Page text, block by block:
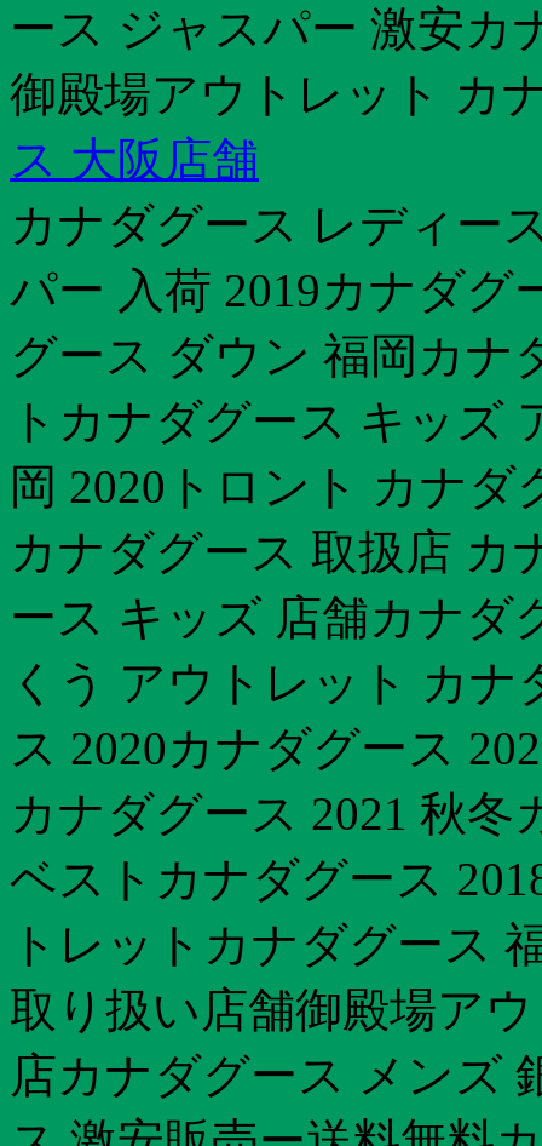
ース ジャスパー 激安カ
御殿場アウトレット カ
ス 大阪店舗
カナダグース レディー
パー 入荷 2019カナダ
グース ダウン 福岡カナ
トカナダグース キッズ
岡 2020トロント カナ
カナダグース 取扱店 カ
ース キッズ 店舗カナダ
くう アウトレット カ
ス 2020カナダグース
カナダグース 2021 秋
ベストカナダグース
トレットカナダグース
取り扱い店舗御殿場ア
店カナダグース メンズ